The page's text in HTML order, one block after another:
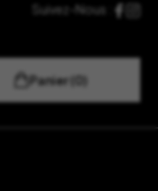
Suivez-Nous :
Panier (0)